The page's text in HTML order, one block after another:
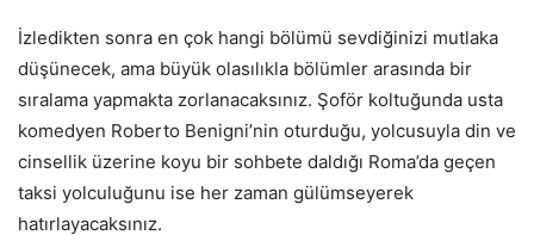
İzledikten sonra en çok hangi bölümü sevdiğinizi mutlaka
düşünecek, ama büyük olasılıkla bölümler arasında bir
sıralama yapmakta zorlanacaksınız. Şoför koltuğunda usta
komedyen Roberto Benigni’nin oturduğu, yolcusuyla din ve
cinsellik üzerine koyu bir sohbete daldığı Roma’da geçen
taksi yolculuğunu ise her zaman gülümseyerek
hatırlayacaksınız.